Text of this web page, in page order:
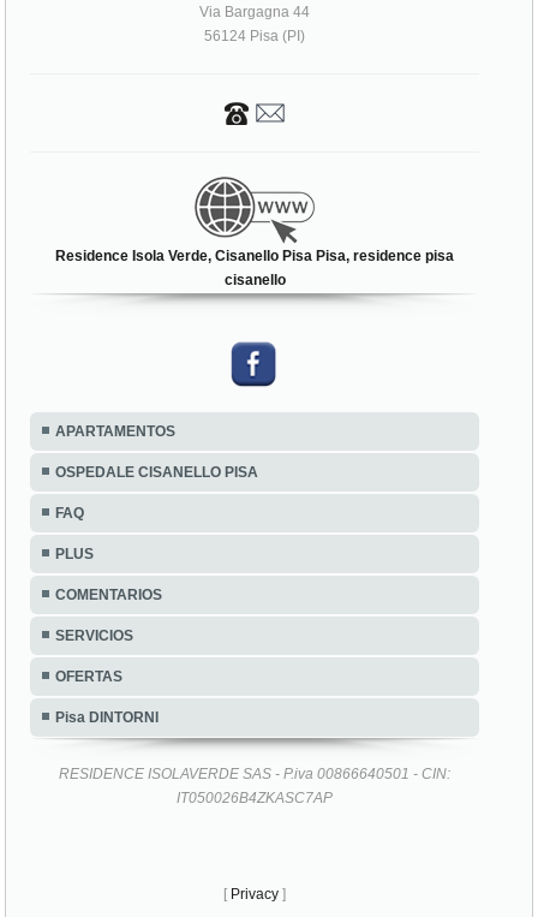
Via Bargagna 44
56124 Pisa (PI)
Residence Isola Verde, Cisanello Pisa Pisa, residence pisa
cisanello
APARTAMENTOS
OSPEDALE CISANELLO PISA
FAQ
PLUS
COMENTARIOS
SERVICIOS
OFERTAS
Pisa DINTORNI
RESIDENCE ISOLAVERDE SAS - P.iva 00866640501 - CIN:
IT050026B4ZKASC7AP
[ Privacy ]